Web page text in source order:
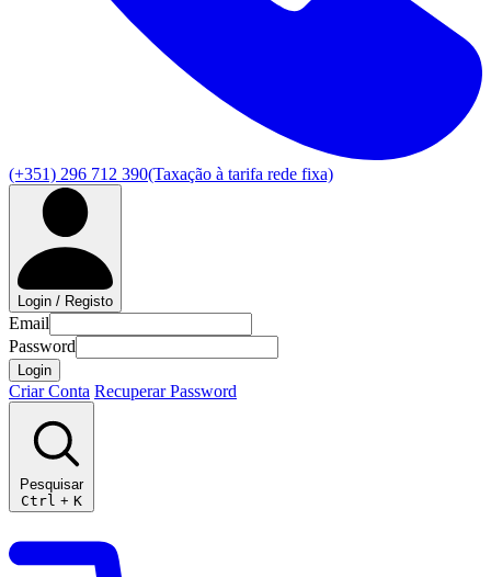
(+351) 296 712 390(Taxação à tarifa rede fixa)
Login / Registo
Email
Password
Login
Criar Conta Recuperar Password
Pesquisar
Ctrl + K